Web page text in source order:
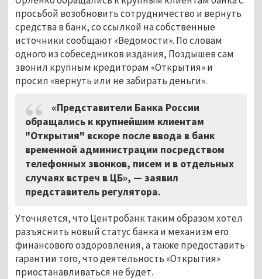
просьбой возобновить сотрудничество и вернуть
средства в банк, со ссылкой на собственные
источники сообщают «Ведомости». По словам
одного из собеседников издания, Поздышев сам
звонил крупным кредиторам «Открытия» и
просил «вернуть или не забирать деньги».
«Представители Банка России
обращались к крупнейшим клиентам
"Открытия" вскоре после ввода в банк
временной администрации посредством
телефонных звонков, писем и в отдельных
случаях встреч в ЦБ», — заявил
представитель регулятора.
Уточняется, что Центробанк таким образом хотел
разъяснить новый статус банка и механизм его
финансового оздоровления, а также предоставить
гарантии того, что деятельность «Открытия»
приостанавливаться не будет.